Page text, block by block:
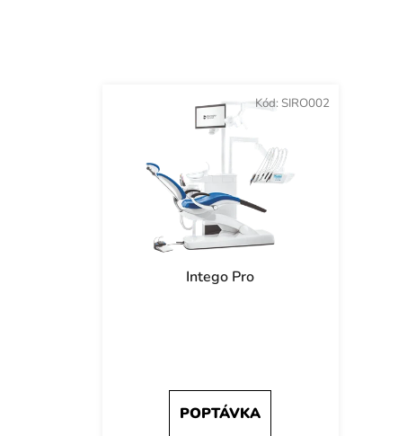
Intego Pro
Kód: SIRO002